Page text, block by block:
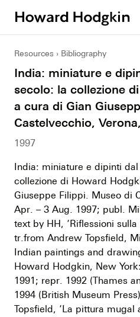
Resources Bibliography
India: miniature e
secolo: la collezione
a cura di Gian
Castelvecchio,
1997
India: miniature e dipinti
collezione di Howard
Giuseppe Filippi. Museo di
Apr. – 3 Aug. 1997; publ.
text by HH, ‘Riflessioni
tr.from Andrew Topsfield,
Indian paintings and
Howard Hodgkin, New
1991; repr. 1992 (Thames
1994 (British Museum
Topsfield, ‘La pittura mugal